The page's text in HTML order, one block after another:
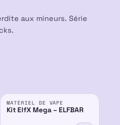
aux mineurs. Série
MATÉRIEL DE VAPE
Kit ElfX Mega – ELFBAR